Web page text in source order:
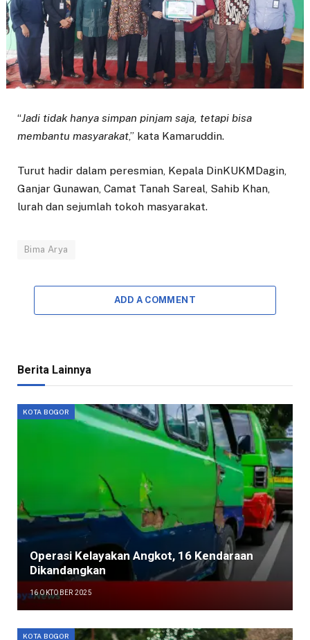
“Jadi tidak hanya simpan pinjam saja, tetapi bisa
membantu masyarakat,” kata Kamaruddin.
Turut hadir dalam peresmian, Kepala DinKUKMDagin,
Ganjar Gunawan, Camat Tanah Sareal, Sahib Khan,
lurah dan sejumlah tokoh masyarakat.
Bima Arya
ADD A COMMENT
Berita Lainnya
KOTA BOGOR
Operasi Kelayakan Angkot, 16 Kendaraan
Dikandangkan
16 OKTOBER 2025
KOTA BOGOR